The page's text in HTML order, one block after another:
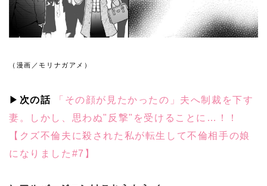
（漫画／モリナガアメ）
▶ 次の話
「その顔が見たかったの」夫へ制裁を下す
妻。しかし、思わぬ"反撃"を受けることに…！！
【クズ不倫夫に殺された私が転生して不倫相手の娘
になりました#7】